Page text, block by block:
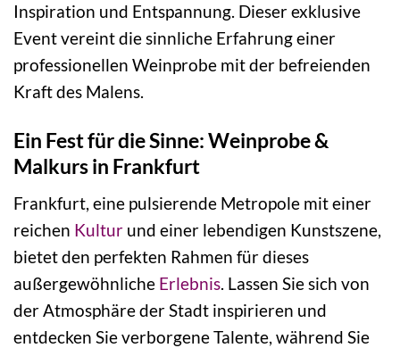
Inspiration und Entspannung. Dieser exklusive
Event vereint die sinnliche Erfahrung einer
professionellen Weinprobe mit der befreienden
Kraft des Malens.
Ein Fest für die Sinne: Weinprobe &
Malkurs in Frankfurt
Frankfurt, eine pulsierende Metropole mit einer
reichen Kultur und einer lebendigen Kunstszene,
bietet den perfekten Rahmen für dieses
außergewöhnliche Erlebnis . Lassen Sie sich von
der Atmosphäre der Stadt inspirieren und
entdecken Sie verborgene Talente, während Sie